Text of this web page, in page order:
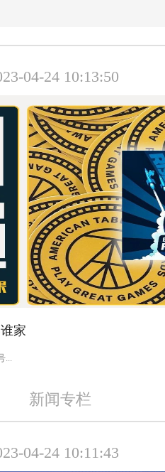
04-24 10:13:50
家
‍‍‍...
新闻专栏
04-24 10:11:43